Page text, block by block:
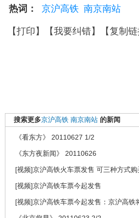
热词： 京沪高铁 南京南站
【打印】【我要纠错】【复制
搜索更多京沪高铁 南京南站 的新闻
《看东方》 20110627 1/2
《东方夜新闻》 20110626
[视频]京沪高铁火车票发售 可三种方式
[视频]京沪高铁车票今起发售
[视频]京沪高铁车票今起发售：京沪高铁